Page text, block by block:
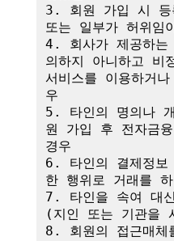
3. 회원 가입 시 등
또는 일부가 허위임
4. 회사가 제공하는
의하지 아니하고 비
서비스를 이용하거
우
5. 타인의 명의나
원 가입 후 전자금융
경우
6. 타인의 결제정보
한 행위로 거래를
7. 타인을 속여 대
(지인 또는 기관을
8. 회원의 접근매체